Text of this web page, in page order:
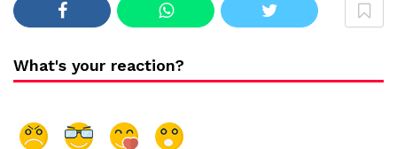
What's your reaction?